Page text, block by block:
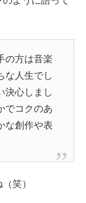
の方は音楽
な人生でし
決心しまし
でコクのあ
な創作や表
笑）